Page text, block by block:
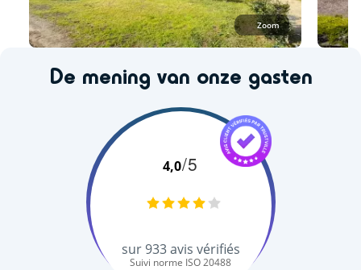
Zoom
De mening van onze gasten
4,0/5
sur 933avis vérifiés
Suivi norme ISO 20488